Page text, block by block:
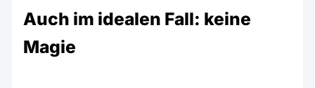
Auch im idealen Fall: keine
Magie